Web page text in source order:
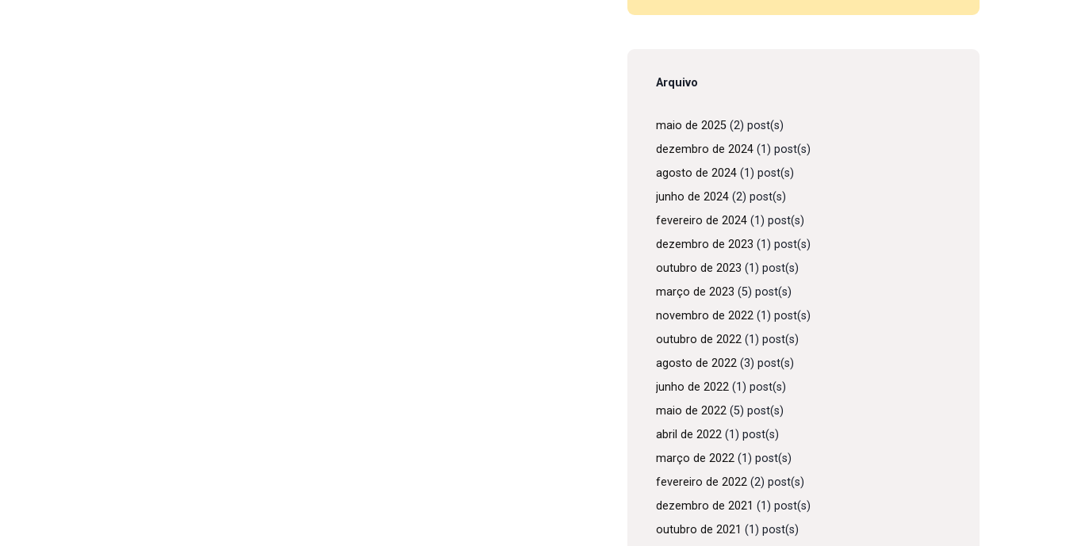
Arquivo
maio de 2025 (2) post(s)
dezembro de 2024 (1) post(s)
agosto de 2024 (1) post(s)
junho de 2024 (2) post(s)
fevereiro de 2024 (1) post(s)
dezembro de 2023 (1) post(s)
outubro de 2023 (1) post(s)
março de 2023 (5) post(s)
novembro de 2022 (1) post(s)
outubro de 2022 (1) post(s)
agosto de 2022 (3) post(s)
junho de 2022 (1) post(s)
maio de 2022 (5) post(s)
abril de 2022 (1) post(s)
março de 2022 (1) post(s)
fevereiro de 2022 (2) post(s)
dezembro de 2021 (1) post(s)
outubro de 2021 (1) post(s)